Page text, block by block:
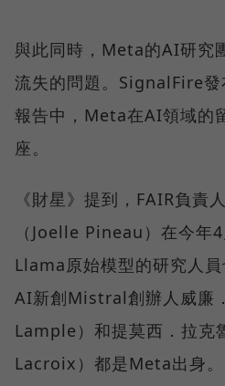
與此同時，Meta的AI研究
流失的問題。SignalFire
報告中，Meta在AI領域的
座。
《財星》提到，FAIR負責
（Joelle Pineau）在今年
Llama原始模型的研究人
AI新創Mistral創辦人威廉
Lample）和提莫西．拉
Lacroix）都是Meta出身。